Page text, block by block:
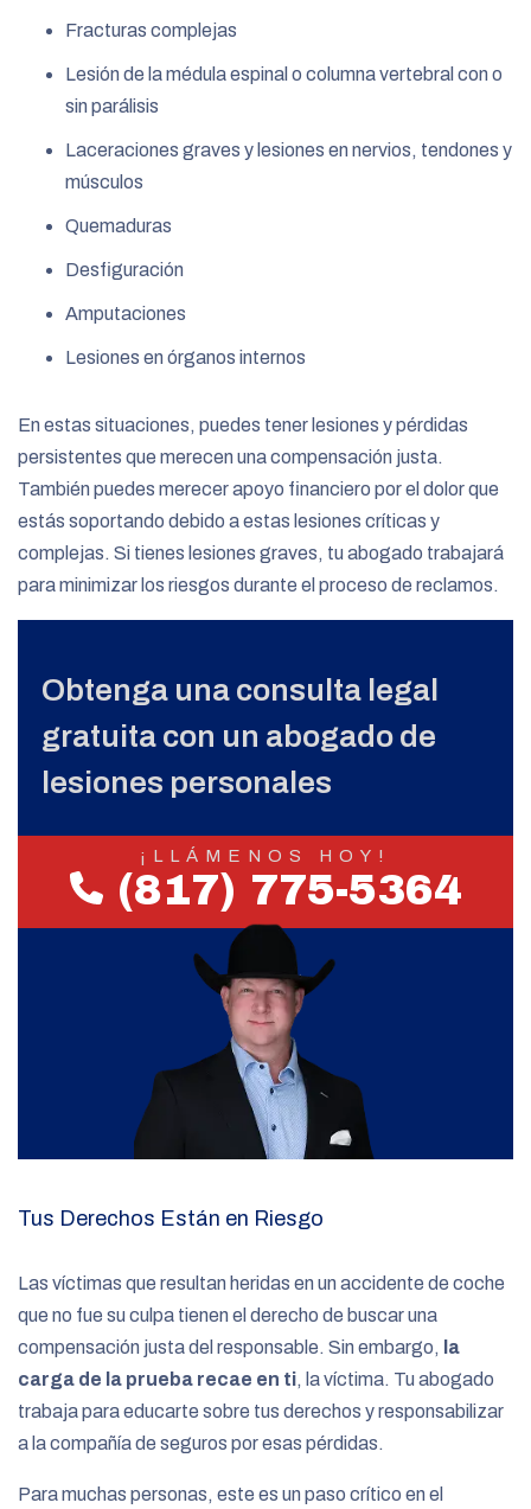
Fracturas complejas
Lesión de la médula espinal o columna vertebral con o
sin parálisis
Laceraciones graves y lesiones en nervios, tendones y
músculos
Quemaduras
Desfiguración
Amputaciones
Lesiones en órganos internos
En estas situaciones, puedes tener lesiones y pérdidas
persistentes que merecen una compensación justa.
También puedes merecer apoyo financiero por el dolor que
estás soportando debido a estas lesiones críticas y
complejas. Si tienes lesiones graves, tu abogado trabajará
para minimizar los riesgos durante el proceso de reclamos.
Obtenga una consulta legal
gratuita con un abogado de
lesiones personales
¡LLÁMENOS HOY!
(817) 775-5364
Tus Derechos Están en Riesgo
Las víctimas que resultan heridas en un accidente de coche
que no fue su culpa tienen el derecho de buscar una
compensación justa del responsable. Sin embargo, la
carga de la prueba recae en ti, la víctima. Tu abogado
trabaja para educarte sobre tus derechos y responsabilizar
a la compañía de seguros por esas pérdidas.
Para muchas personas, este es un paso crítico en el